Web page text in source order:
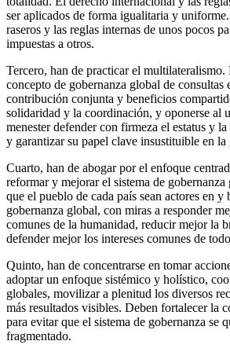
ser aplicados de forma igualitaria y
raseros y las reglas internas de unos pocos
impuestas a otros.
Tercero, han de practicar el multilateralismo.
concepto de gobernanza global de consultas
contribución conjunta y beneficios
solidaridad y la coordinación, y oponerse al
menester defender con firmeza el estatus y
y garantizar su papel clave insustituible en la
Cuarto, han de abogar por el enfoque
reformar y mejorar el sistema de gobernanza
que el pueblo de cada país sean actores en y
gobernanza global, con miras a responder
comunes de la humanidad, reducir mejor la
defender mejor los intereses comunes de
Quinto, han de concentrarse en tomar
adoptar un enfoque sistémico y holístico,
globales, movilizar a plenitud los diversos
más resultados visibles. Deben fortalecer la
para evitar que el sistema de gobernanza se
fragmentado.